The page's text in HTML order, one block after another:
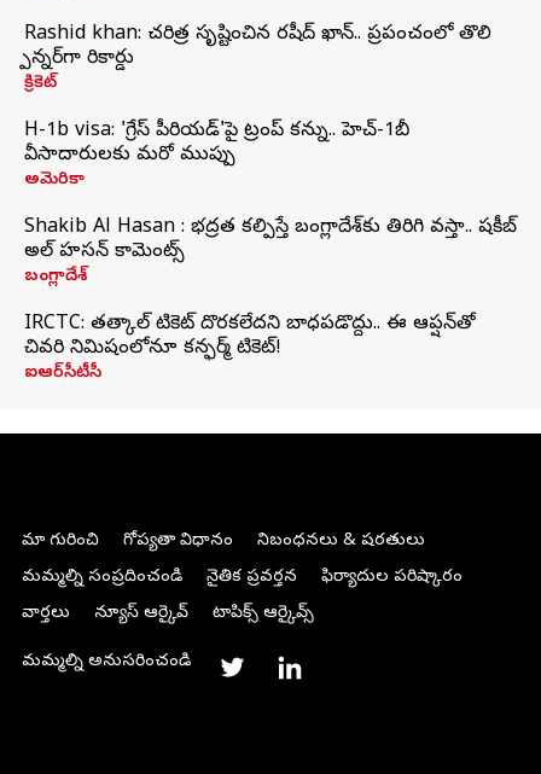
Rashid khan: చరిత్ర సృష్టించిన రషీద్ ఖాన్.. ప్రపంచంలో తొలి
స్పిన్నర్‌గా రికార్డు
క్రికెట్
H-1b visa: 'గ్రేస్‌ పీరియడ్‌'పై ట్రంప్‌ కన్ను.. హెచ్‌-1బీ
వీసాదారులకు మరో ముప్పు
అమెరికా
Shakib Al Hasan : భద్రత కల్పిస్తే బంగ్లాదేశ్‌కు తిరిగి వస్తా.. షకీబ్
అల్ హసన్ కామెంట్స్
బంగ్లాదేశ్
IRCTC: తత్కాల్ టికెట్ దొరకలేదని బాధపడొద్దు.. ఈ ఆప్షన్‌తో
చివరి నిమిషంలోనూ కన్ఫర్మ్ టికెట్!
ఐఆర్‌సీటీసీ
మా గురించి గోప్యతా విధానం
నిబంధనలు & షరతులు
మమ్మల్ని సంప్రదించండి
నైతిక ప్రవర్తన
ఫిర్యాదుల పరిష్కారం
వార్తలు
న్యూస్ ఆర్కైవ్ టాపిక్స్ ఆర్కైవ్స్
మమ్మల్ని అనుసరించండి